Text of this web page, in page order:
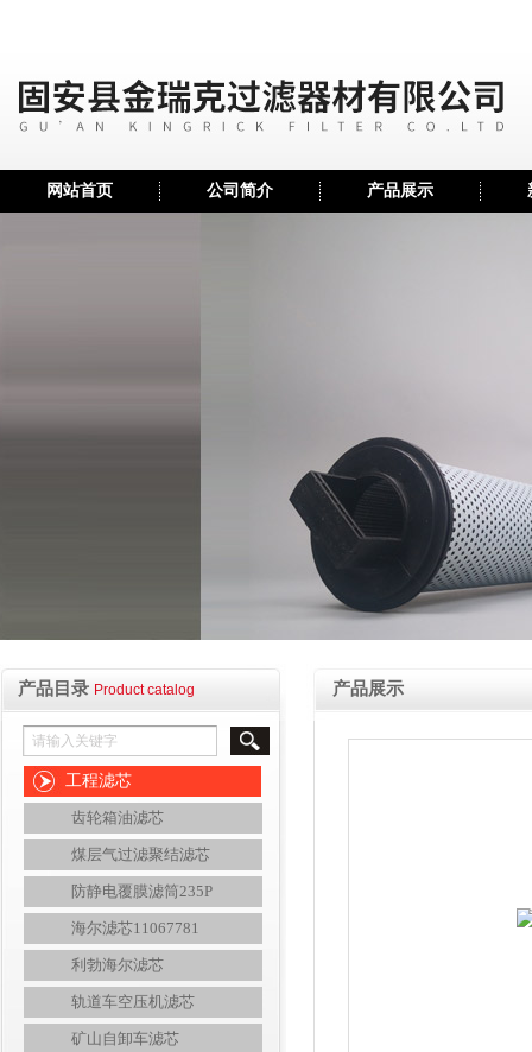
网站首页 公司简介 产品展示
产品目录 Product catalog
工程滤芯
齿轮箱油滤芯
煤层气过滤聚结滤芯
防静电覆膜滤筒235P
海尔滤芯11067781
利勃海尔滤芯
轨道车空压机滤芯
矿山自卸车滤芯
产品展示